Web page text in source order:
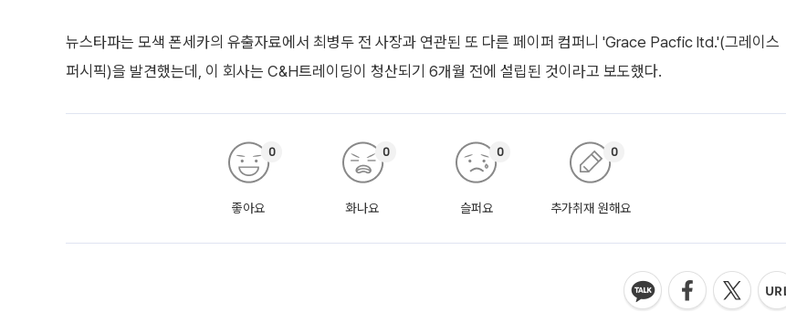
뉴스타파는 모색 폰세카의 유출자료에서 최병두 전 사장과 연관된 또 다른 페이퍼 컴퍼니 'Grace Pacfic ltd.'(그레이스
퍼시픽)을 발견했는데, 이 회사는 C&H트레이딩이 청산되기 6개월 전에 설립된 것이라고 보도했다.
좋아요
0
화나요
0
슬퍼요
0
추가취재 원해요
0